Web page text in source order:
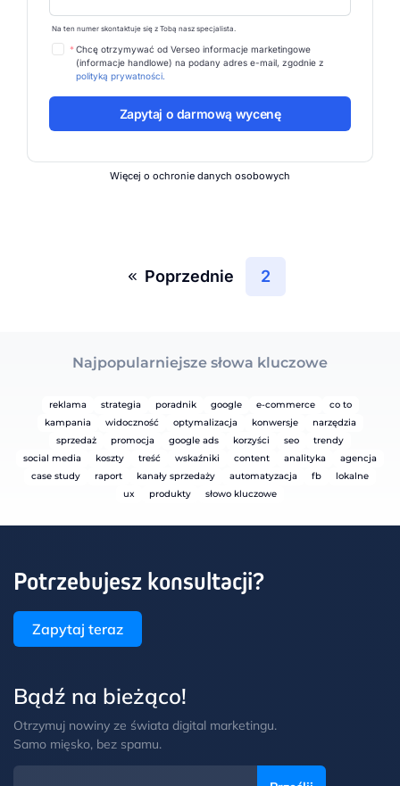
Na ten numer skontaktuje się z Tobą nasz specjalista.
Chcę otrzymywać od Verseo informacje marketingowe
(informacje handlowe) na podany adres e-mail, zgodnie z
polityką prywatności.
*
Więcej o ochronie danych osobowych
Poprzednie 2
Najpopularniejsze słowa kluczowe
reklama strategia poradnik google e-commerce
co to
kampania
widoczność optymalizacja konwersje
narzędzia
sprzedaż
promocja google ads korzyści seo
trendy
social media
koszty treść wskaźniki content analityka
agencja
case study
raport kanały sprzedaży automatyzacja fb
lokalne
ux
produkty słowo kluczowe
Potrzebujesz konsultacji?
Zapytaj teraz
Bądź na bieżąco!
Otrzymuj nowiny ze świata digital marketingu.
Samo mięsko, bez spamu.